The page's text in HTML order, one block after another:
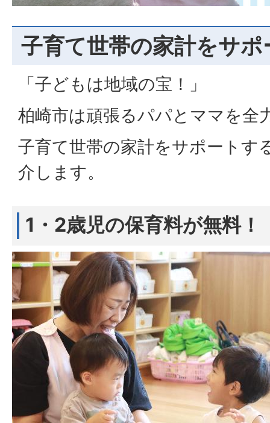
子育て世帯の家計をサポ
「子どもは地域の宝！」
柏崎市は頑張るパパとママを全
子育て世帯の家計をサポートす
介します。
1・2歳児の保育料が無料！